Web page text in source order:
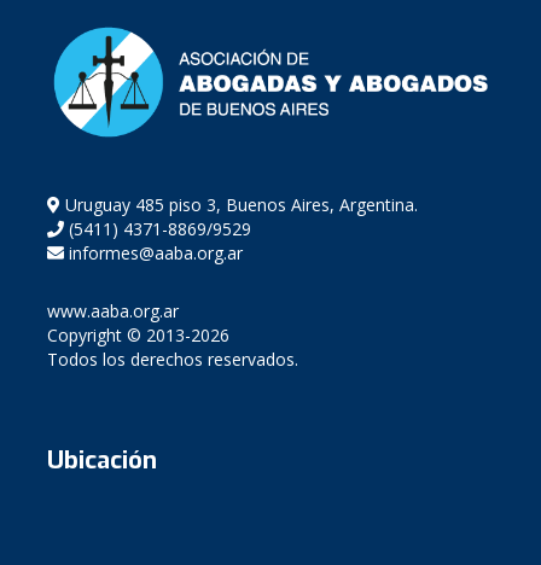
Uruguay 485 piso 3, Buenos Aires, Argentina.
(5411) 4371-8869/9529
informes@aaba.org.ar
www.aaba.org.ar
Copyright © 2013-2026
Todos los derechos reservados.
Ubicación